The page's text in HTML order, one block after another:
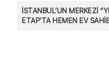
İSTANBUL’UN MERKEZİ
ETAP’TA HEMEN EV